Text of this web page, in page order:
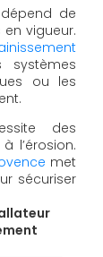
de
vigueur.
systèmes
ou les
des
l’érosion.
met
sécuriser